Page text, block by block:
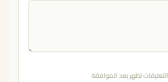
التعليقات تظهر بعد الموافقة